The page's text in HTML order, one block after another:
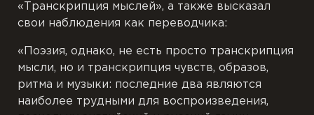
«Транскрипция мыслей», а также высказал
свои наблюдения как переводчика:
«Поэзия, однако, не есть просто транскрипция
мысли, но и транскрипция чувств, образов,
ритма и музыки: последние два являются
наиболее трудными для воспроизведения,